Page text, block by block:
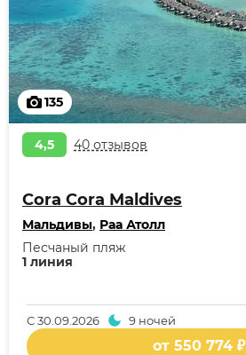
135
4,5 40 отзывов
Cora Cora Maldives
Мальдивы, Раа Атолл
1 линия
Песчаный пляж
С30.09.2026 9 ночей
от 550 774 ₽